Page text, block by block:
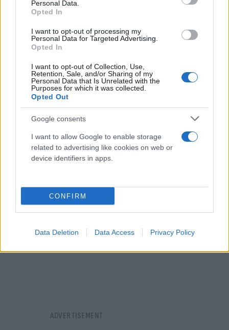
Personal Data.
Opted In
I want to opt-out of processing my
Personal Data for Targeted Advertising.
Opted In
I want to opt-out of Collection, Use,
Retention, Sale, and/or Sharing of my
Personal Data that Is Unrelated with the
Purposes for which it was collected.
Opted Out
Google consents
I want to allow Google to enable storage
related to advertising like cookies on web or
device identifiers in apps.
CONFIRM
Data Deletion Data Access Privacy Policy
Το τέλος στελεχών του ΣΚΑΪ: Το χρονικό ενός
προαναγγελθέντος «θανάτου» με σφραγίδα Γιάννη
Αλαφούζου
ΧΡΊΣΛΑ ΓΕΩΡΓΑΚΟΠΟΎΛΟΥ